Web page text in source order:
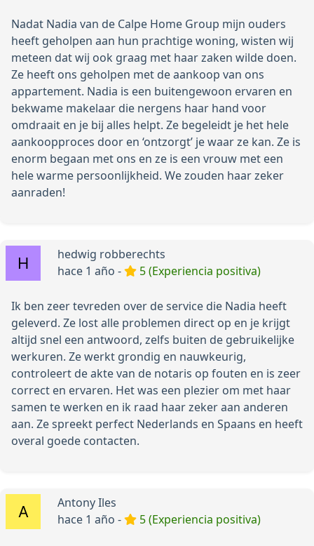
Nadat Nadia van de Calpe Home Group mijn ouders
heeft geholpen aan hun prachtige woning, wisten wij
meteen dat wij ook graag met haar zaken wilde doen.
Ze heeft ons geholpen met de aankoop van ons
appartement. Nadia is een buitengewoon ervaren en
bekwame makelaar die nergens haar hand voor
omdraait en je bij alles helpt. Ze begeleidt je het hele
aankoopproces door en ‘ontzorgt’ je waar ze kan. Ze is
enorm begaan met ons en ze is een vrouw met een
hele warme persoonlijkheid. We zouden haar zeker
aanraden!
hedwig robberechts
hace 1 año -
5 (Experiencia positiva)
Ik ben zeer tevreden over de service die Nadia heeft
geleverd. Ze lost alle problemen direct op en je krijgt
altijd snel een antwoord, zelfs buiten de gebruikelijke
werkuren. Ze werkt grondig en nauwkeurig,
controleert de akte van de notaris op fouten en is zeer
correct en ervaren. Het was een plezier om met haar
samen te werken en ik raad haar zeker aan anderen
aan. Ze spreekt perfect Nederlands en Spaans en heeft
overal goede contacten.
Antony Iles
hace 1 año -
5 (Experiencia positiva)